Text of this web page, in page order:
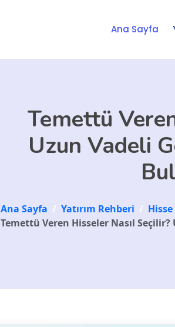
Ana Sayfa
Temettü
Uzun Vadeli
Ana Sayfa / Yatırım Rehberi /
Temettü Veren Hisseler Nasıl